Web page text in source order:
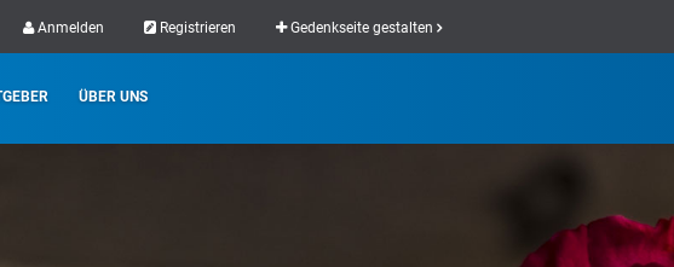
Anmelden Registrieren Gedenkseite gestalten
ÜBER UNS